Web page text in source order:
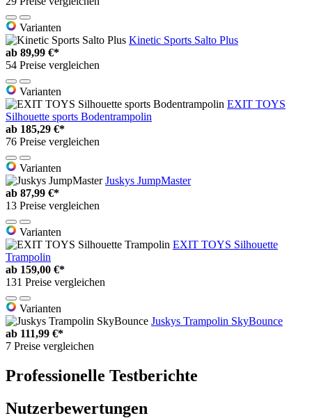
Varianten
Kinetic Sports Salto Plus
ab 89,99 €*
54 Preise vergleichen
Varianten
EXIT TOYS
Silhouette sports Bodentrampolin
ab 185,29 €*
76 Preise vergleichen
Varianten
Juskys JumpMaster
ab 87,99 €*
13 Preise vergleichen
Varianten
EXIT TOYS Silhouette
Trampolin
ab 159,00 €*
131 Preise vergleichen
Varianten
Juskys Trampolin SkyBounce
ab 111,99 €*
7 Preise vergleichen
Professionelle Testberichte
Nutzerbewertungen